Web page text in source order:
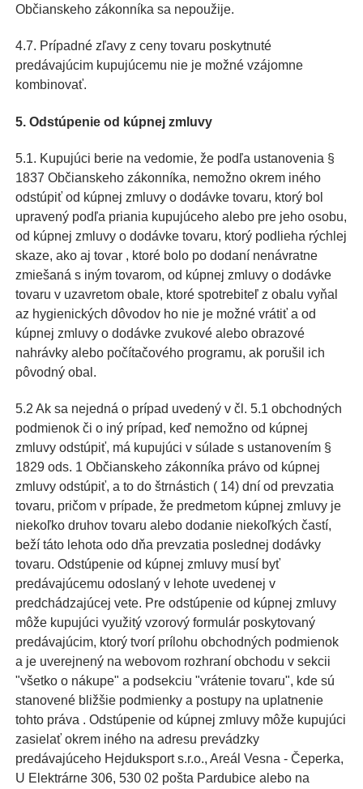
Občianskeho zákonníka sa nepoužije.
4.7. Prípadné zľavy z ceny tovaru poskytnuté
predávajúcim kupujúcemu nie je možné vzájomne
kombinovať.
5. Odstúpenie od kúpnej zmluvy
5.1. Kupujúci berie na vedomie, že podľa ustanovenia §
1837 Občianskeho zákonníka, nemožno okrem iného
odstúpiť od kúpnej zmluvy o dodávke tovaru, ktorý bol
upravený podľa priania kupujúceho alebo pre jeho osobu,
od kúpnej zmluvy o dodávke tovaru, ktorý podlieha rýchlej
skaze, ako aj tovar , ktoré bolo po dodaní nenávratne
zmiešaná s iným tovarom, od kúpnej zmluvy o dodávke
tovaru v uzavretom obale, ktoré spotrebiteľ z obalu vyňal
az hygienických dôvodov ho nie je možné vrátiť a od
kúpnej zmluvy o dodávke zvukové alebo obrazové
nahrávky alebo počítačového programu, ak porušil ich
pôvodný obal.
5.2 Ak sa nejedná o prípad uvedený v čl. 5.1 obchodných
podmienok či o iný prípad, keď nemožno od kúpnej
zmluvy odstúpiť, má kupujúci v súlade s ustanovením §
1829 ods. 1 Občianskeho zákonníka právo od kúpnej
zmluvy odstúpiť, a to do štrnástich ( 14) dní od prevzatia
tovaru, pričom v prípade, že predmetom kúpnej zmluvy je
niekoľko druhov tovaru alebo dodanie niekoľkých častí,
beží táto lehota odo dňa prevzatia poslednej dodávky
tovaru. Odstúpenie od kúpnej zmluvy musí byť
predávajúcemu odoslaný v lehote uvedenej v
predchádzajúcej vete. Pre odstúpenie od kúpnej zmluvy
môže kupujúci využitý vzorový formulár poskytovaný
predávajúcim, ktorý tvorí prílohu obchodných podmienok
a je uverejnený na webovom rozhraní obchodu v sekcii
"všetko o nákupe" a podsekciu "vrátenie tovaru", kde sú
stanovené bližšie podmienky a postupy na uplatnenie
tohto práva . Odstúpenie od kúpnej zmluvy môže kupujúci
zasielať okrem iného na adresu prevádzky
predávajúceho Hejduksport s.r.o., Areál Vesna - Čeperka,
U Elektrárne 306, 530 02 pošta Pardubice alebo na